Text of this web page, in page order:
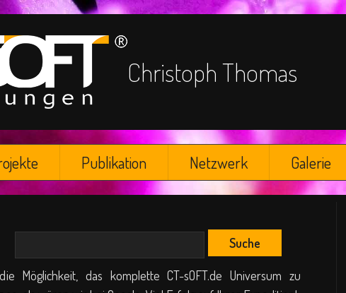
Christoph Thomas
Publikation Netzwerk Galerie
Möglichkeit, das komplette CT-sOFT.de Universum zu